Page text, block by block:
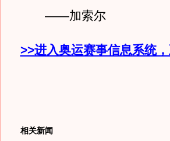
——加索尔
>>进入奥运赛事信息系统
相关新闻